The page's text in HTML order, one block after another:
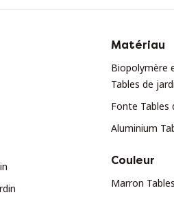
Matériau
Biopolymère
Tables de
Fonte Tables
Aluminium
Couleur
Marron